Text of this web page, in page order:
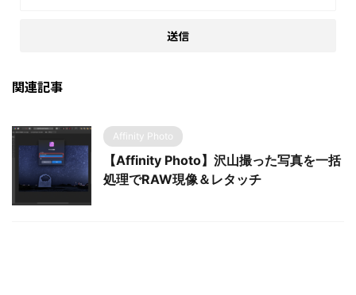
関連記事
Affinity Photo
【Affinity Photo】沢山撮った写真を一括
処理でRAW現像＆レタッチ